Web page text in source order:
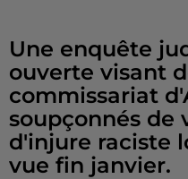
Une enquête
ouverte visant
commissariat
soupçonnés de
d'injure raciste
vue fin janvier.